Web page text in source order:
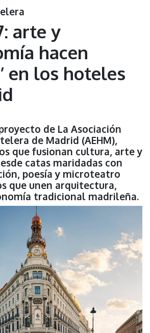
arte y
hacen
en los hoteles
de La Asociación
de Madrid (AEHM),
que fusionan cultura, arte y
catas maridadas con
poesía y microteatro
que unen arquitectura,
tradicional madrileña.